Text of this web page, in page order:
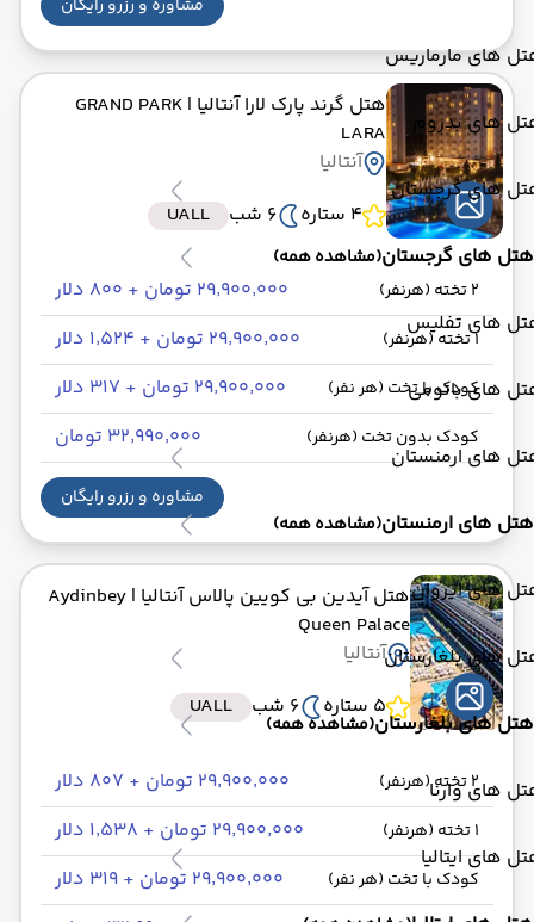
های مارماریس
های بدروم
های گرجستان
هتل های گرجستان(مشاهده همه)
های تفلیس
های باتومی
های ارمنستان
هتل های ارمنستان(مشاهده همه)
های ایروان
های بلغارستان
هتل های بلغارستان(مشاهده همه)
های وارنا
های ایتالیا
مشاوره و رزرو رایگان
هتل گرند پارک لارا آنتالیا | GRAND PARK
LARA
آنتالیا
4 ستاره
6 شب UALL
2 تخته (هرنفر) ۲۹٬۹۰۰٬۰۰۰ تومان + ۸۰۰ دلار
1 تخته (هرنفر) ۲۹٬۹۰۰٬۰۰۰ تومان + ۱٬۵۲۴ دلار
کودک با تخت (هر نفر) ۲۹٬۹۰۰٬۰۰۰ تومان + ۳۱۷ دلار
کودک بدون تخت (هرنفر) ۳۲٬۹۹۰٬۰۰۰ تومان
مشاوره و رزرو رایگان
هتل آیدین بی کویین پالاس آنتالیا | Aydinbey
Queen Palace
آنتالیا
5 ستاره
6 شب UALL
2 تخته (هرنفر) ۲۹٬۹۰۰٬۰۰۰ تومان + ۸۰۷ دلار
1 تخته (هرنفر) ۲۹٬۹۰۰٬۰۰۰ تومان + ۱٬۵۳۸ دلار
کودک با تخت (هر نفر) ۲۹٬۹۰۰٬۰۰۰ تومان + ۳۱۹ دلار